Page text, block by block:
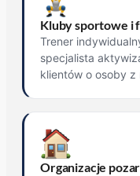
Kluby sportowe i
Trener
specjalista
klientów o osoby z
Organizacje